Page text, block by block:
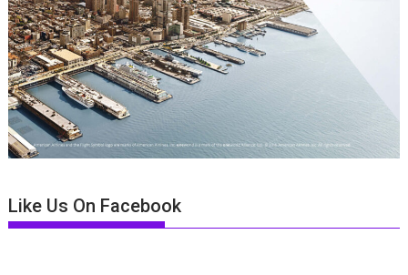
Like Us On Facebook